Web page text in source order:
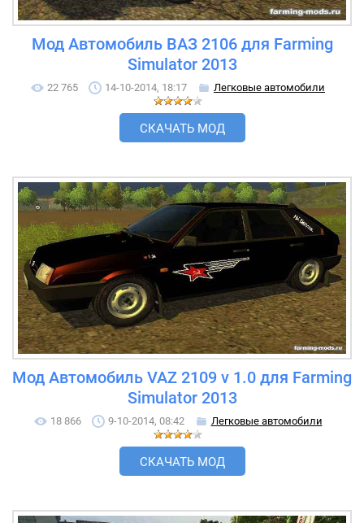
Мод Автомобиль ВАЗ 2106 для Farming
Simulator 2013
22 765 14-10-2014, 18:17 Легковые автомобили
СКАЧАТЬ МОД
Мод Автомобиль VAZ 2109 v 1.0 для Farming
Simulator 2013
18 866 9-10-2014, 08:42 Легковые автомобили
СКАЧАТЬ МОД